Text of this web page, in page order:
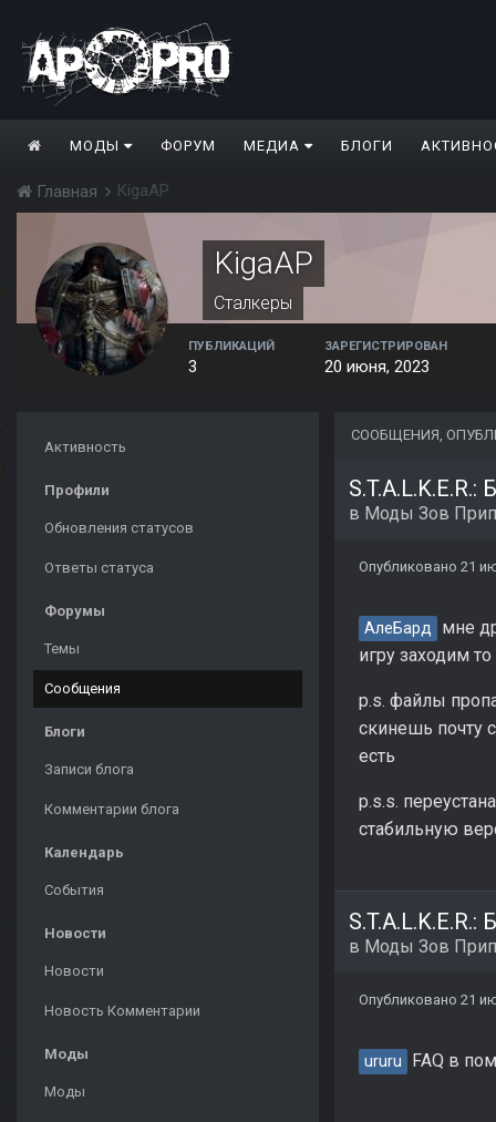
МОДЫ ФОРУМ МЕДИА БЛОГИ
Главная KigaAP
KigaAP
Сталкеры
ПУБЛИКАЦИЙ
3
ЗАРЕГИСТРИРОВАН
20 июня, 2023
Активность
Профили
Обновления статусов
Ответы статуса
Форумы
Темы
Сообщения
Блоги
Записи блога
Комментарии блога
Календарь
События
Новости
Новости
Новость Комментарии
Моды
Моды
СООБЩЕНИЯ,
S.T.A.L.K.E.R.:
в Моды Зов
Опубликовано 21
АлеБард
мне
игру заходим
p.s. файлы
скинешь почту
есть
p.s.s.
стабильную
S.T.A.L.K.E.R.:
в Моды Зов
Опубликовано 21
ururu FAQ в